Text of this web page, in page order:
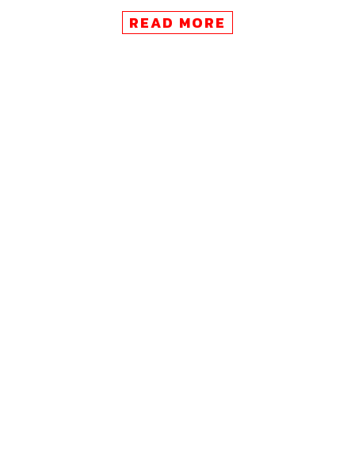
ร่วมกับการเขียนและแต่งเพลงเป็นครั้งแรก นับตั้งแต่ต่อ
สัญญา ฉันเองก็กังวลว่าเราจะทำออกมาได้ดีไหม แต่กลาย
READ MORE